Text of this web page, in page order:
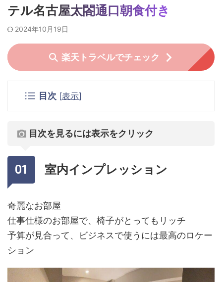
テル名古屋太閤通口朝食付き
2024年10月19日
楽天トラベルでチェック
目次 [表示]
目次を見るには表示をクリック
室内インプレッション
奇麗なお部屋
仕事仕様のお部屋で、椅子がとってもリッチ
予算が見合って、ビジネスで使うには最高のロケー
ション